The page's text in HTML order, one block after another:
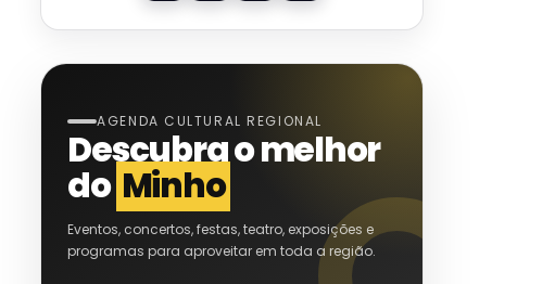
AGENDA CULTURAL REGIONAL
Descubra o melhor
do Minho
Eventos, concertos, festas, teatro, exposições e
programas para aproveitar em toda a região.